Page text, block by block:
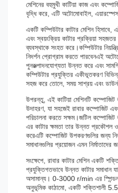
মেশিনের বহুমুখী কাটিয়া কাজ এবং
বৃদ্ধি করে, এটি অটোমোবাইল,
একটি কম্পিউটার কাটার মেশিন হিসাবে, এই
এবং স্বয়ংক্রিয় কাটার প্রক্রিয়া
ব্যবস্থাকে সংহত করে।কম্পিউটার
নিদর্শন প্রোগ্রাম করতে পারবেনএই
পুনরুত্পাদনযোগ্যতা উন্নত করে এবং
কম্পিউটার প্রযুক্তির একীভূতকরণ
সহজ করে তোলে, সময় সাশ্রয় এবং
উপরন্তু, এই কাটিয়া মেশিনটি কম্পোজিট
উদাহরণ, যা সহজেই রাবার কম্পোজিট
পরিচালনা করতে সক্ষম।জটিল
এর কাটার ক্ষমতা তার উন্নত প্রকৌশল ও
করেএটি কম্পোজিট উপকরণগুলির জন্য
সমাধানগুলির প্রয়োজন এমন
সংক্ষেপে, রাবার কাটার মেশিন একটি
প্রযুক্তিগতভাবে উন্নত কাটার সমাধান যা
অসামান্য। 0-3000 r/min এর
অনুভূমিক কাঠামো, একটি শক্তিশালী